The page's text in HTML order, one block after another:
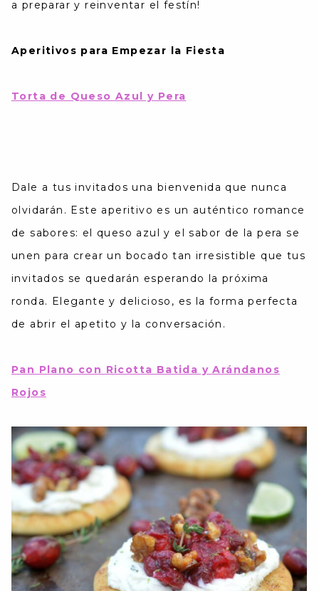
a preparar y reinventar el festín!
Aperitivos para Empezar la Fiesta
Torta de Queso Azul y Pera
Dale a tus invitados una bienvenida que nunca
olvidarán. Este aperitivo es un auténtico romance
de sabores: el queso azul y el sabor de la pera se
unen para crear un bocado tan irresistible que tus
invitados se quedarán esperando la próxima
ronda. Elegante y delicioso, es la forma perfecta
de abrir el apetito y la conversación.
Pan Plano con Ricotta Batida y Arándanos
Rojos